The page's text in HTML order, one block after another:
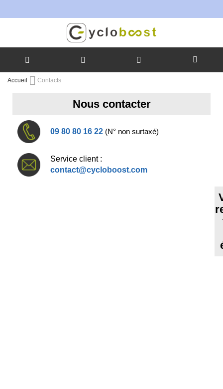
Allez
Accueil Contacts
Nous contacter
09 80 80 16 22 (N° non surtaxé)
Service client :
contact@cycloboost.com